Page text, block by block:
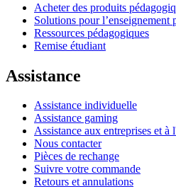
Acheter des produits
Solutions pour l’enseignement
Ressources pédagogiques
Remise étudiant
Assistance
Assistance individuelle
Assistance gaming
Assistance aux entreprises et à
Nous contacter
Pièces de rechange
Suivre votre commande
Retours et annulations